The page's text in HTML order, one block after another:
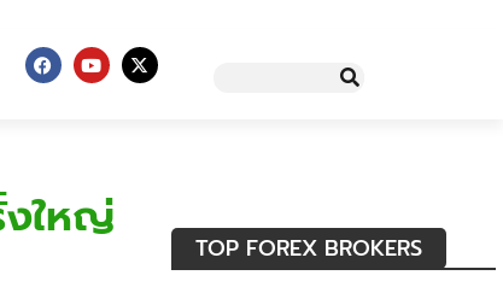
ใหญ่ TOP FOREX BROKERS